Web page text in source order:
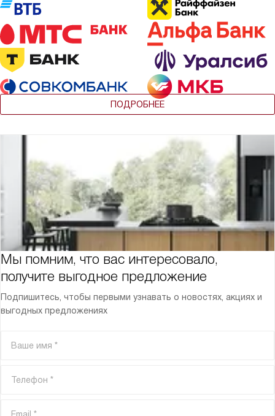
ПОДРОБНЕЕ
Мы помним, что вас интересовало,
получите выгодное предложение
Подпишитесь, чтобы первыми узнавать о новостях, акциях и
выгодных предложениях